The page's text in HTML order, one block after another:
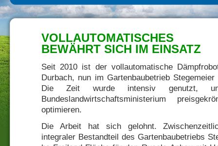
VOLLAUTOMATISCHES
BEWÄHRT SICH IM EINSATZ
Seit 2010 ist der vollautomatische
Durbach, nun im Gartenbaubetrieb
Die Zeit wurde intensiv genutzt,
Bundeslandwirtschaftsministerium
optimieren.
Die Arbeit hat sich gelohnt.
integraler Bestandteil des Gartenbaubetriebs